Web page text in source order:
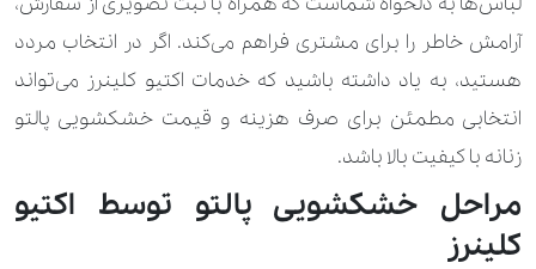
490.000 تومان
لباس زنانه 140.000 تومان 280.000 تومان
لباس شب زنانه 560.000 تومان 840.000 تومان
لباس شب زنانه کارشده 840.000 تومان 1.120.000 تومان
آرامش خاطر را برای مشتری فراهم می‌کند. اگر در انتخاب مردد
هستید، به یاد داشته باشید که خدمات اکتیو کلینرز می‌تواند
انتخابی مطمئن برای صرف هزینه و قیمت خشکشویی پالتو
زنانه با کیفیت بالا باشد.
مراحل خشکشویی پالتو توسط اکتیو
کلینرز